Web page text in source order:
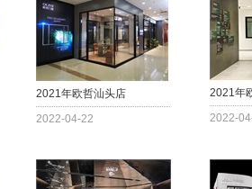
2021年欧哲汕头店
2022-04-22
2021年
2022-